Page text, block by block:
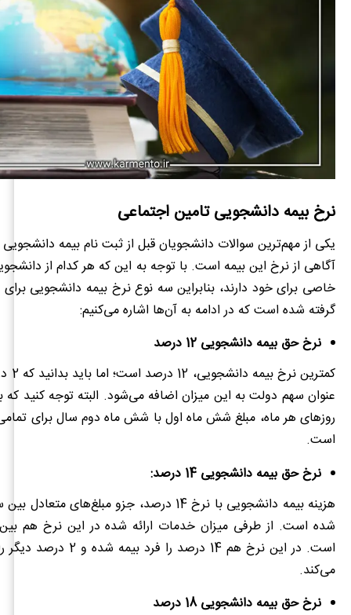
نرخ بیمه دانشجویی تامین اجتماعی
یکی از مهم‌ترین سوالات دانشجویان قبل از ثبت نام بیمه
آگاهی از نرخ این بیمه است. با توجه به این که هر کدام از
خاصی برای خود دارند، بنابراین سه نوع نرخ بیمه دانشجویی
گرفته شده است که در ادامه به آن‌ها اشاره می‌کنیم:
نرخ حق بیمه دانشجویی 12 درصد
عنوان سهم دولت به این میزان اضافه می‌شود. البته توجه کنید که
روزهای هر ماه، مبلغ شش ماه اول با شش ماه دوم سال برای
است.
نرخ حق بیمه دانشجویی 14 درصد:
هزینه بیمه دانشجویی با نرخ 14 درصد، جزو
است. در این نرخ هم 14 درصد را
می‌کند.
نرخ حق بیمه دانشجویی 18 درصد